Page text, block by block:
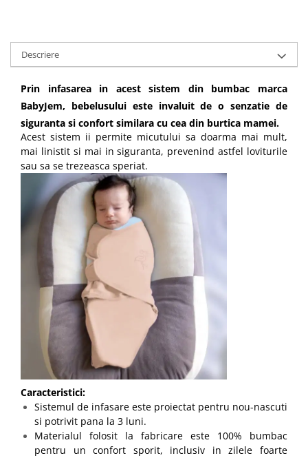
Descriere
Prin infasarea in acest sistem din bumbac marca
BabyJem, bebelusului este invaluit de o senzatie de
siguranta si confort similara cu cea din burtica mamei.
Acest sistem ii permite micutului sa doarma mai mult,
mai linistit si mai in siguranta, prevenind astfel loviturile
sau sa se trezeasca speriat.
Caracteristici:
Sistemul de infasare este proiectat pentru nou-nascuti
si potrivit pana la 3 luni.
Materialul folosit la fabricare este 100% bumbac
pentru un confort sporit, inclusiv in zilele foarte